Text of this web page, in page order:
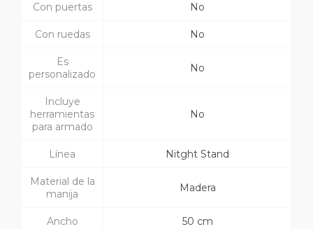
Con puertas No
Con ruedas No
Es
personalizado
No
Incluye
herramientas
para armado
No
Línea Nitght Stand
Material de la
manija
Madera
Ancho 50 cm